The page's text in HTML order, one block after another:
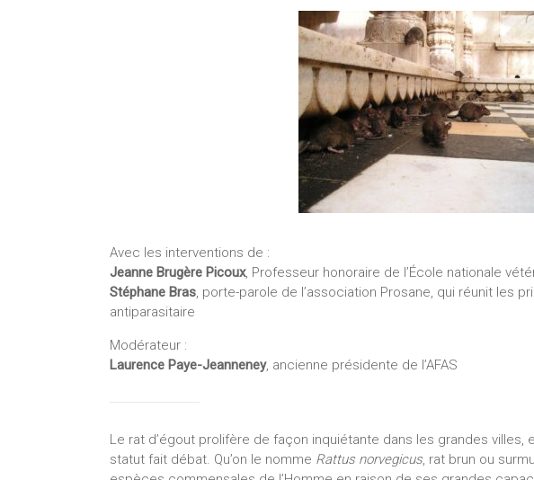
Avec les interventions de :
Jeanne Brugère Picoux, Professeur honoraire de l’École nationale
Stéphane Bras, porte-parole de l’association Prosane, qui réunit les
antiparasitaire
Modérateur :
Laurence Paye-Jeanneney, ancienne présidente de l’AFAS
Le rat d’égout prolifère de façon inquiétante dans les grandes villes,
statut fait débat. Qu’on le nomme Rattus norvegicus, rat brun ou